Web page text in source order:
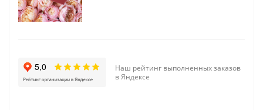
Наш рейтинг выполненных заказов
в Яндексе